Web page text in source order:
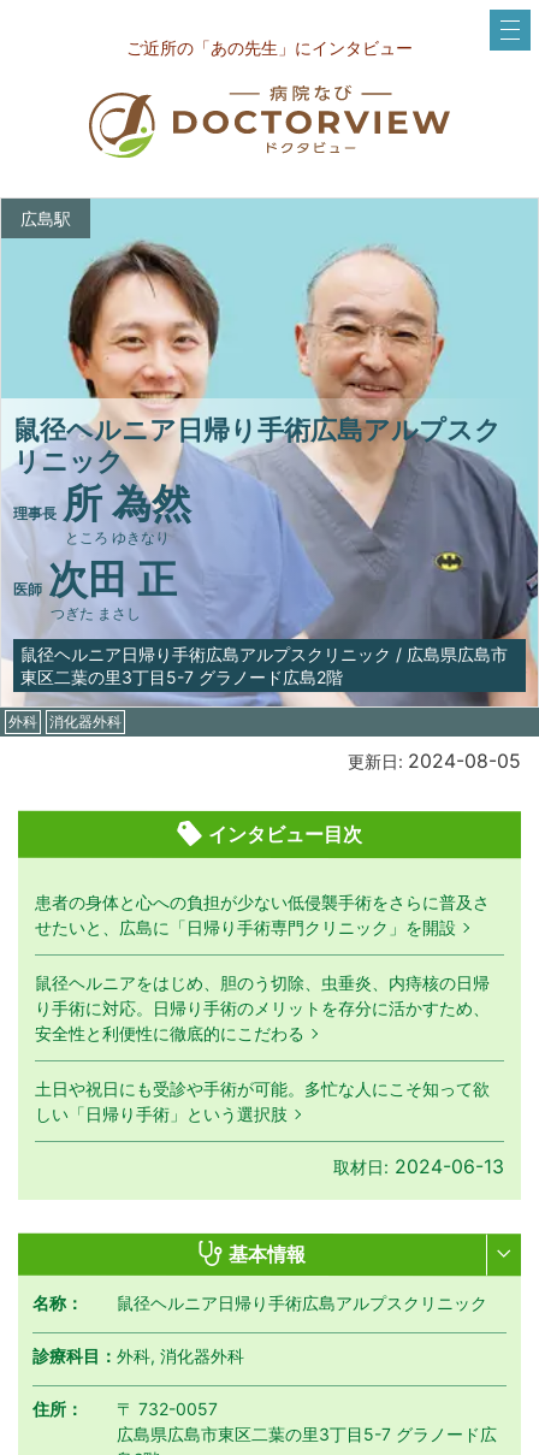
ご近所の「あの先生」にインタビュー
広島駅
鼠径ヘルニア日帰り手術広島アルプスク
リニック
理事長 所 為然
ところ ゆきなり
医師 次田 正
つぎた まさし
鼠径ヘルニア日帰り手術広島アルプスクリニック / 広島県広島市
東区二葉の里3丁目5-7 グラノード広島2階
外科 消化器外科
更新日: 2024-08-05
インタビュー目次
患者の身体と心への負担が少ない低侵襲手術をさらに普及さ
せたいと、広島に「日帰り手術専門クリニック」を開設
鼠径ヘルニアをはじめ、胆のう切除、虫垂炎、内痔核の日帰
り手術に対応。日帰り手術のメリットを存分に活かすため、
安全性と利便性に徹底的にこだわる
土日や祝日にも受診や手術が可能。多忙な人にこそ知って欲
しい「日帰り手術」という選択肢
取材日: 2024-06-13
基本情報
名称： 鼠径ヘルニア日帰り手術広島アルプスクリニック
診療科目：外科, 消化器外科
住所：
〒 732-0057
広島県広島市東区二葉の里3丁目5-7 グラノード広